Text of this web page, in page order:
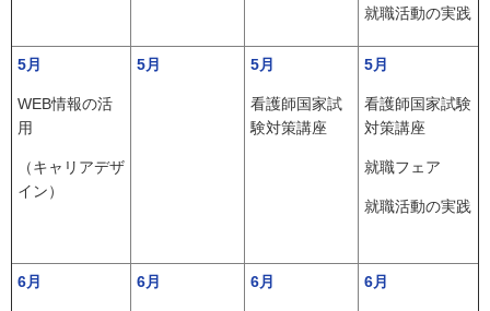
就職活動の実践
5月
WEB情報の活
用
（キャリアデザ
イン）
5月 5月
看護師国家試
験対策講座
5月
看護師国家試験
対策講座
就職フェア
就職活動の実践
6月 6月 6月 6月